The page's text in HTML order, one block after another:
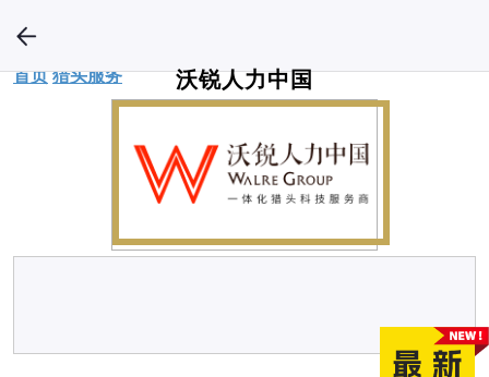
沃锐人力中国
首页 猎头服务